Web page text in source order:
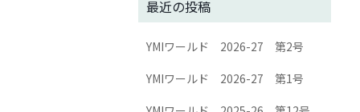
最近の投稿
YMIワールド 2026-27 第2号
YMIワールド 2026-27 第1号